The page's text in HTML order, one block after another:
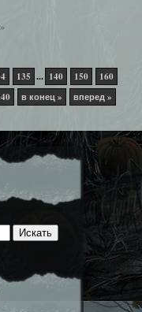
»
135 ... 140 150
160
в конец » вперед »